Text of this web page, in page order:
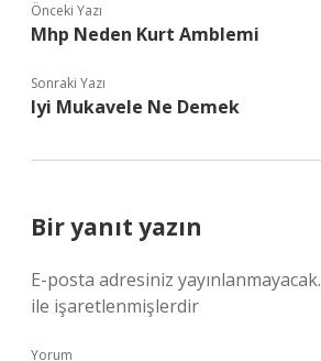
Önceki Yazı
Mhp Neden Kurt Amblemi
Sonraki Yazı
Iyi Mukavele Ne Demek
Bir yanıt yazın
E-posta adresiniz yayınlanmayacak.
ile işaretlenmişlerdir
Yorum